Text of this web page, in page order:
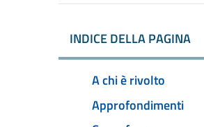
INDICE DELLA PAGINA
A chi è rivolto
Approfondimenti